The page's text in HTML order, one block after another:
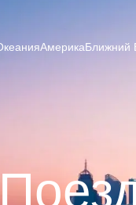
АмерикаБлижний